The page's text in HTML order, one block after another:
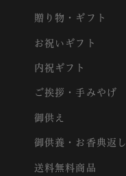
贈り物・ギフト
お祝いギフト
内祝ギフト
ご挨拶・手みやげ
御供え
御供養・お香典返し
送料無料商品